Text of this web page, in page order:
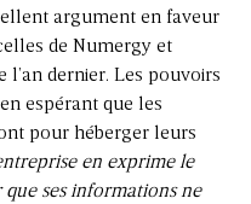
argument en faveur
de Numergy et
dernier. Les pouvoirs
espérant que les
pour héberger leurs
en exprime le
ses informations ne